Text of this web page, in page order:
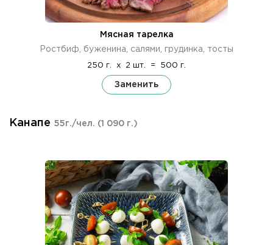
Мясная тарелка
Ростбиф, буженина, салями, грудинка, тосты
250 г. x 2 шт. = 500 г.
Заменить
Канапе 55г./чел. (1 090 г.)